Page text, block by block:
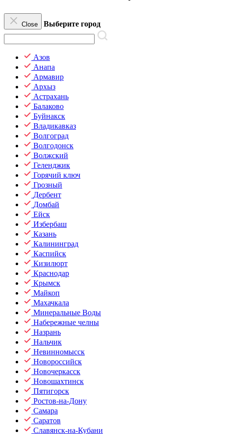
Close Выберите город
Азов
Анапа
Армавир
Архыз
Астрахань
Балаково
Буйнакск
Владикавказ
Волгоград
Волгодонск
Волжский
Геленджик
Горячий ключ
Грозный
Дербент
Домбай
Ейск
Избербаш
Казань
Калининград
Каспийск
Кизилюрт
Краснодар
Крымск
Майкоп
Махачкала
Минеральные Воды
Набережные челны
Назрань
Нальчик
Невинномысск
Новороссийск
Новочеркасск
Новошахтинск
Пятигорск
Ростов-на-Дону
Самара
Саратов
Славянск-на-Кубани